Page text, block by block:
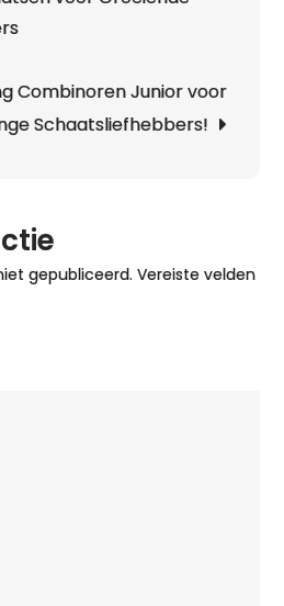
Combinoren Junior voor
Schaatsliefhebbers!
gepubliceerd. Vereiste velden